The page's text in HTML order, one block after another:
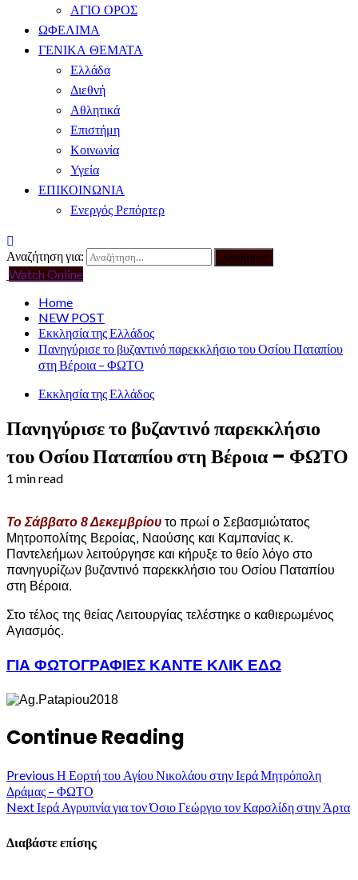
ΑΓΙΟ ΟΡΟΣ
ΩΦΕΛΙΜΑ
ΓΕΝΙΚΑ ΘΕΜΑΤΑ
Ελλάδα
Διεθνή
Αθλητικά
Επιστήμη
Κοινωνία
Υγεία
ΕΠΙΚΟΙΝΩΝΙΑ
Ενεργός Ρεπόρτερ
Αναζήτηση για:
Watch Online
Home
NEW POST
Εκκλησία της Ελλάδος
Πανηγύρισε το βυζαντινό παρεκκλήσιο του Οσίου Παταπίου
στη Βέροια – ΦΩΤΟ
Εκκλησία της Ελλάδος
Πανηγύρισε το βυζαντινό παρεκκλήσιο
του Οσίου Παταπίου στη Βέροια – ΦΩΤΟ
1 min read
Το Σάββατο 8 Δεκεμβρίου το πρωί ο Σεβασμιώτατος
Μητροπολίτης Βεροίας, Ναούσης και Καμπανίας κ.
Παντελεήμων λειτούργησε και κήρυξε το θείο λόγο στο
πανηγυρίζων βυζαντινό παρεκκλήσιο του Οσίου Παταπίου
στη Βέροια.
Στο τέλος της θείας Λειτουργίας τελέστηκε ο καθιερωμένος
Αγιασμός.
ΓΙΑ ΦΩΤΟΓΡΑΦΙΕΣ ΚΑΝΤΕ ΚΛΙΚ ΕΔΩ
Continue Reading
Previous Η Εορτή του Αγίου Νικολάου στην Ιερά Μητρόπολη
Δράμας – ΦΩΤΟ
NextΙερά Αγρυπνία για τον Όσιο Γεώργιο τον Καρσλίδη στην Άρτα
Διαβάστε επίσης